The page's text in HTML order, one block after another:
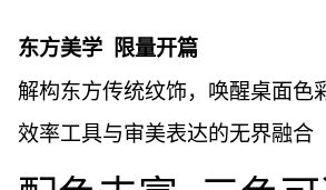
东方美学 限量开篇
解构东方传统纹饰，唤醒桌面色
效率工具与审美表达的无界融合